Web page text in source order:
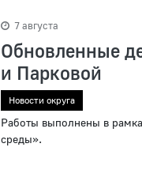
7 августа
Обновленные
и Парковой
Новости округа
Работы выполнены в
среды».